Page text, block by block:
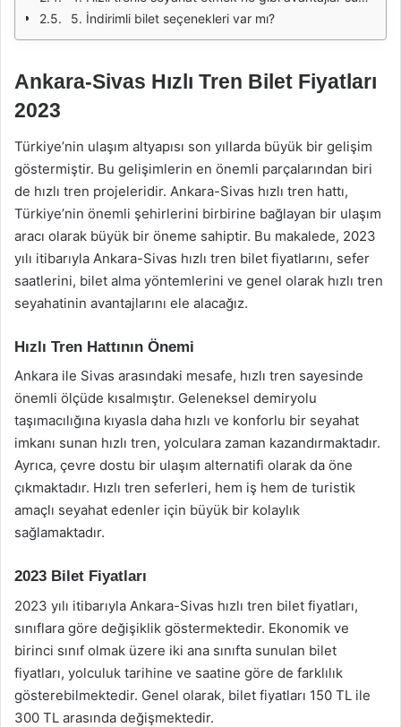
5. İndirimli bilet seçenekleri var mı?
Ankara-Sivas Hızlı Tren Bilet Fiyatları
2023
Türkiye’nin ulaşım altyapısı son yıllarda büyük bir gelişim
göstermiştir. Bu gelişimlerin en önemli parçalarından biri
de hızlı tren projeleridir. Ankara-Sivas hızlı tren hattı,
Türkiye’nin önemli şehirlerini birbirine bağlayan bir ulaşım
aracı olarak büyük bir öneme sahiptir. Bu makalede, 2023
yılı itibarıyla Ankara-Sivas hızlı tren bilet fiyatlarını, sefer
saatlerini, bilet alma yöntemlerini ve genel olarak hızlı tren
seyahatinin avantajlarını ele alacağız.
Hızlı Tren Hattının Önemi
Ankara ile Sivas arasındaki mesafe, hızlı tren sayesinde
önemli ölçüde kısalmıştır. Geleneksel demiryolu
taşımacılığına kıyasla daha hızlı ve konforlu bir seyahat
imkanı sunan hızlı tren, yolculara zaman kazandırmaktadır.
Ayrıca, çevre dostu bir ulaşım alternatifi olarak da öne
çıkmaktadır. Hızlı tren seferleri, hem iş hem de turistik
amaçlı seyahat edenler için büyük bir kolaylık
sağlamaktadır.
2023 Bilet Fiyatları
2023 yılı itibarıyla Ankara-Sivas hızlı tren bilet fiyatları,
sınıflara göre değişiklik göstermektedir. Ekonomik ve
birinci sınıf olmak üzere iki ana sınıfta sunulan bilet
fiyatları, yolculuk tarihine ve saatine göre de farklılık
gösterebilmektedir. Genel olarak, bilet fiyatları 150 TL ile
300 TL arasında değişmektedir.